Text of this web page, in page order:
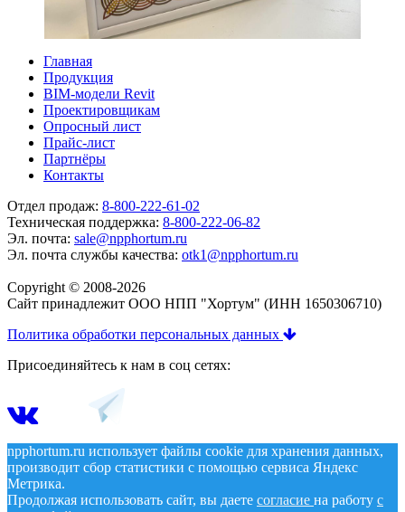
Главная
Продукция
BIM-модели Revit
Проектировщикам
Опросный лист
Прайс-лист
Партнёры
Контакты
Отдел продаж: 8-800-222-61-02
Техническая поддержка: 8-800-222-06-82
Эл. почта: sale@npphortum.ru
Эл. почта службы качества: otk1@npphortum.ru
Copyright © 2008-2026
Cайт принадлежит ООО НПП "Хортум" (ИНН 1650306710)
Политика обработки персональных данных
Присоединяйтесь к нам в соц сетях:
npphortum.ru использует файлы cookie для хранения данных,
производит сбор статистики с помощью сервиса Яндекс
Метрика.
Продолжая использовать сайт, вы даете согласие на работу с